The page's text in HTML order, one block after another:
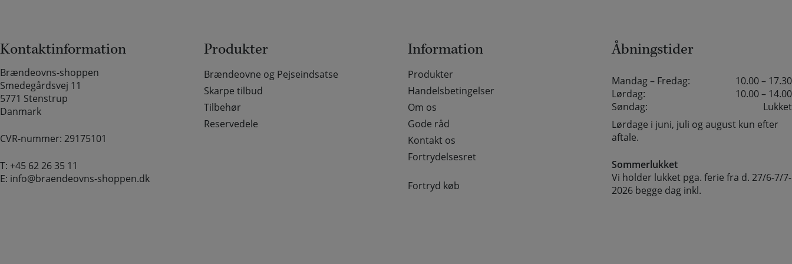
Kontaktinformation
Brændeovns-shoppen
Smedegårdsvej 11
5771 Stenstrup
Danmark
CVR-nummer: 29175101
T: +45 62 26 35 11
E: info@braendeovns-shoppen.dk
Produkter
Brændeovne og Pejseindsatse
Skarpe tilbud
Tilbehør
Reservedele
Information
Produkter
Handelsbetingelser
Om os
Gode råd
Kontakt os
Fortrydelsesret
Fortryd køb
Åbningstider
Mandag – Fredag:
10.00 – 17.30
Lørdag:
10.00 – 14.00
Søndag:
Lukket
Lørdage i juni, juli og august kun efter
aftale.
Sommerlukket
Vi holder lukket pga. ferie fra d. 27/6-7/7-
2026 begge dag inkl.